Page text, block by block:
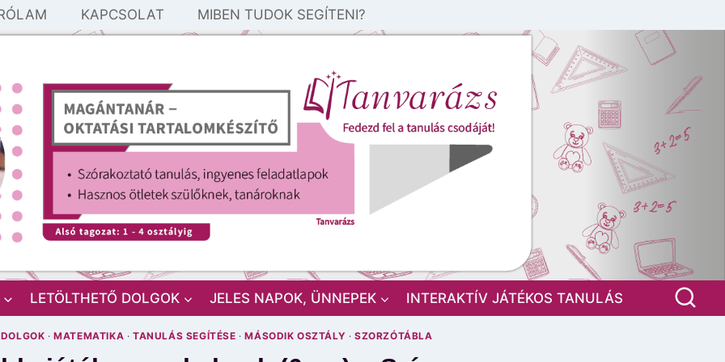
KAPCSOLAT MIBEN TUDOK SEGÍTENI?
LETÖLTHETŐ DOLGOK JELES NAPOK, ÜNNEPEK INTERAKTÍV JÁTÉKOS TANULÁS
·MATEMATIKA ·TANULÁS SEGÍTÉSE ·MÁSODIK OSZTÁLY ·SZORZÓTÁBLA